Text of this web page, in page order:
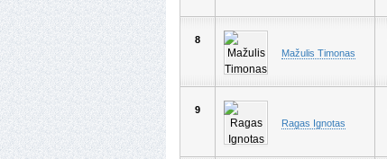
8
Mažulis Timonas
9
Ragas Ignotas